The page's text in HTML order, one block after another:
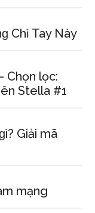
Chỉ Tay Này
Chọn lọc:
Stella #1
Giải mã
mạng